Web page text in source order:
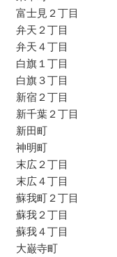
富士見２丁目
弁天２丁目
弁天４丁目
白旗１丁目
白旗３丁目
新宿２丁目
新千葉２丁目
新田町
神明町
末広２丁目
末広４丁目
蘇我町２丁目
蘇我２丁目
蘇我４丁目
大巌寺町